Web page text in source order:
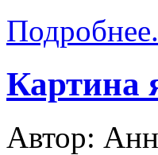
Картина
Автор: